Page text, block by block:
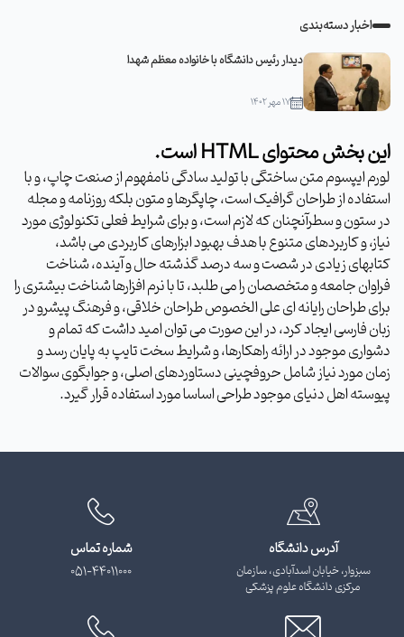
اخبار دسته‌بندی
دیدار رئیس دانشگاه با خانواده معظم شهدا
۱۷ مهر ۱۴۰۲
این بخش محتوای HTML است.
لورم ایپسوم متن ساختگی با تولید سادگی نامفهوم از صنعت چاپ، و با
استفاده از طراحان گرافیک است، چاپگرها و متون بلکه روزنامه و مجله
در ستون و سطرآنچنان که لازم است، و برای شرایط فعلی تکنولوژی مورد
نیاز، و کاربردهای متنوع با هدف بهبود ابزارهای کاربردی می باشد،
کتابهای زیادی در شصت و سه درصد گذشته حال و آینده، شناخت
فراوان جامعه و متخصصان را می طلبد، تا با نرم افزارها شناخت بیشتری را
برای طراحان رایانه ای علی الخصوص طراحان خلاقی، و فرهنگ پیشرو در
زبان فارسی ایجاد کرد، در این صورت می توان امید داشت که تمام و
دشواری موجود در ارائه راهکارها، و شرایط سخت تایپ به پایان رسد و
زمان مورد نیاز شامل حروفچینی دستاوردهای اصلی، و جوابگوی سوالات
پیوسته اهل دنیای موجود طراحی اساسا مورد استفاده قرار گیرد.
آدرس دانشگاه
سبزوار، خیابان اسدآبادی، سازمان
مرکزی دانشگاه علوم پزشکی
شماره تماس
051-44011000